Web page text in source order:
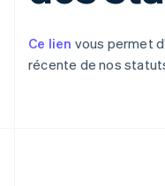
Ce lien vous permet
récente de nos
English
Slovénie